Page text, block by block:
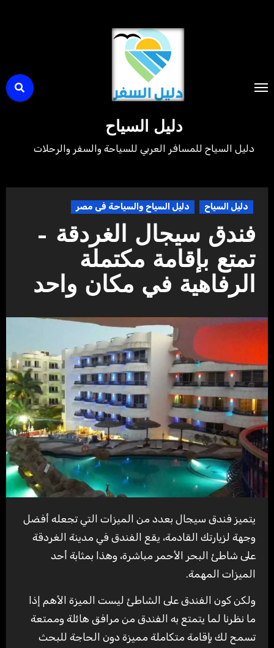
دليل السياح
دليل السياح للمسافر العربي للسياحة والسفر والرحلات
دليل السياح دليل السياح والسياحة فى مصر
فندق سيجال الغردقة –
تمتع بإقامة مكتملة
الرفاهية في مكان واحد
يتميز فندق سيجال بعدد من الميزات التي تجعله أفضل
وجهة لزيارتك القادمة، يقع الفندق في مدينة الغردقة
على شاطئ البحر الأحمر مباشرة، وهذا بمثابة أحد
الميزات المهمة.
ولكن كون الفندق على الشاطئ ليست الميزة الأهم إذا
ما نظرنا لما يتمتع به الفندق من مرافق هائلة وممتعة
تسمح لك بإقامة متكاملة مميزة دون الحاجة للبحث